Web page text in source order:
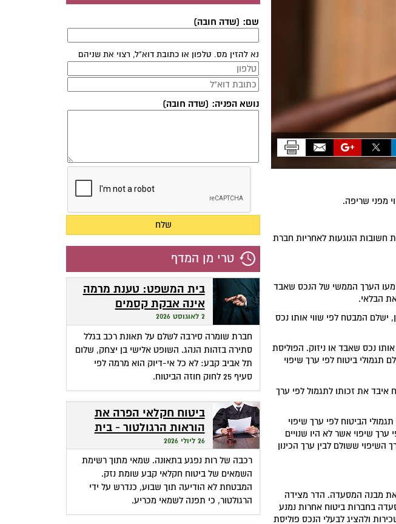
מפני שריפה.
חשובות הנוגעות לאחריות חברת
הערך הממשי של הנכס שאבד
הבלאי.
ישלם המבטח לפי שווי אותו נכס
נכס שאבד או ניזוק. הפוליסת
תגמולי ביטוח לפי ערך שיפוי
את זכותו לתגמול לפי ערך
הביטוח לפי ערך שיפוי
שיפוי אשר לא היו שנויים
ששולם לבין ערך הכינון
את מבנה המסעדה. הדר מצידה
בחברות ביטוח אחרות נמנע
ולהציג לבעלי הנכס פוליסת
שם: (שדה חובה)
נא להזין מס. טלפון או כתובת דוא"ל, רצוי את שניהם
נושא הפניה: (שדה חובה)
טרי מן המדף
בית המשפט: טענת מרמה
אינה אבקת קסמים
שהופכת אי-דיוק לפטור
מתשלום
2 לאוגוסט 2026
חברת שומרה סירבה לשלם על תאונת רכב בגלל
סתירה בזהות הנהג. השופט אלישי בן יצחק, שלום
תל אביב קבע: לא כל אי-דיוק הוא מרמה לפי
סעיף 25 לחוק חוזה הביטוח.
ביטוח חקלאי הפרה את
הוראות הרגולטור - בית
המשפט חילץ אותה
26 ליולי 2026
רכבה של רות נפגע בתאונה. שמאי מתוך רשימת
השמאים של ביטוח חקלאי קבע שומת נזק.
המבטחת לא הודיעה תוך שבוע, כנדרש על ידי
הרגולטור, כי תפנה לשמאי מכריע.